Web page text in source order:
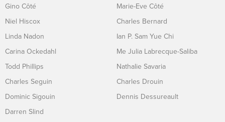
Gino Côté
Niel Hiscox
Linda Nadon
Carina Ockedahl
Todd Phillips
Charles Seguin
Dominic Sigouin
Darren Slind
Marie-Eve Côté
Charles Bernard
Ian P. Sam Yue Chi
Me Julia Labrecque-Saliba
Nathalie Savaria
Charles Drouin
Dennis Dessureault